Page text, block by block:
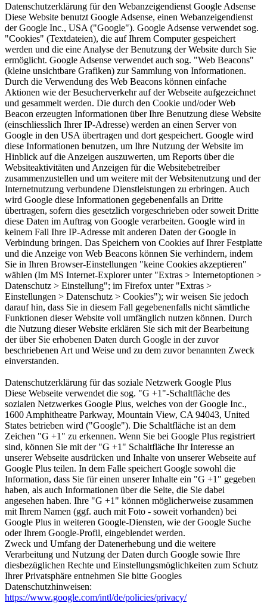
Datenschutzerklärung für den Webanzeigendienst Google Adsense
Diese Website benutzt Google Adsense, einen Webanzeigendienst
der Google Inc., USA ("Google"). Google Adsense verwendet sog.
"Cookies" (Textdateien), die auf Ihrem Computer gespeichert
werden und die eine Analyse der Benutzung der Website durch Sie
ermöglicht. Google Adsense verwendet auch sog. "Web Beacons"
(kleine unsichtbare Grafiken) zur Sammlung von Informationen.
Durch die Verwendung des Web Beacons können einfache
Aktionen wie der Besucherverkehr auf der Webseite aufgezeichnet
und gesammelt werden. Die durch den Cookie und/oder Web
Beacon erzeugten Informationen über Ihre Benutzung diese Website
(einschliesslich Ihrer IP-Adresse) werden an einen Server von
Google in den USA übertragen und dort gespeichert. Google wird
diese Informationen benutzen, um Ihre Nutzung der Website im
Hinblick auf die Anzeigen auszuwerten, um Reports über die
Websiteaktivitäten und Anzeigen für die Websitebetreiber
zusammenzustellen und um weitere mit der Websitenutzung und der
Internetnutzung verbundene Dienstleistungen zu erbringen. Auch
wird Google diese Informationen gegebenenfalls an Dritte
übertragen, sofern dies gesetzlich vorgeschrieben oder soweit Dritte
diese Daten im Auftrag von Google verarbeiten. Google wird in
keinem Fall Ihre IP-Adresse mit anderen Daten der Google in
Verbindung bringen. Das Speichern von Cookies auf Ihrer Festplatte
und die Anzeige von Web Beacons können Sie verhindern, indem
Sie in Ihren Browser-Einstellungen "keine Cookies akzeptieren"
wählen (Im MS Internet-Explorer unter "Extras > Internetoptionen >
Datenschutz > Einstellung"; im Firefox unter "Extras >
Einstellungen > Datenschutz > Cookies"); wir weisen Sie jedoch
darauf hin, dass Sie in diesem Fall gegebenenfalls nicht sämtliche
Funktionen dieser Website voll umfänglich nutzen können. Durch
die Nutzung dieser Website erklären Sie sich mit der Bearbeitung
der über Sie erhobenen Daten durch Google in der zuvor
beschriebenen Art und Weise und zu dem zuvor benannten Zweck
einverstanden.
Datenschutzerklärung für das soziale Netzwerk Google Plus
Diese Webseite verwendet die sog. "G +1"-Schaltfläche des
sozialen Netzwerkes Google Plus, welches von der Google Inc.,
1600 Amphitheatre Parkway, Mountain View, CA 94043, United
States betrieben wird ("Google"). Die Schaltfläche ist an dem
Zeichen "G +1" zu erkennen. Wenn Sie bei Google Plus registriert
sind, können Sie mit der "G +1" Schaltfläche Ihr Interesse an
unserer Webseite ausdrücken und Inhalte von unserer Webseite auf
Google Plus teilen. In dem Falle speichert Google sowohl die
Information, dass Sie für einen unserer Inhalte ein "G +1" gegeben
haben, als auch Informationen über die Seite, die Sie dabei
angesehen haben. Ihre "G +1" können möglicherweise zusammen
mit Ihrem Namen (ggf. auch mit Foto - soweit vorhanden) bei
Google Plus in weiteren Google-Diensten, wie der Google Suche
oder Ihrem Google-Profil, eingeblendet werden.
Zweck und Umfang der Datenerhebung und die weitere
Verarbeitung und Nutzung der Daten durch Google sowie Ihre
diesbezüglichen Rechte und Einstellungsmöglichkeiten zum Schutz
Ihrer Privatsphäre entnehmen Sie bitte Googles
Datenschutzhinweisen:
https://www.google.com/intl/de/policies/privacy/